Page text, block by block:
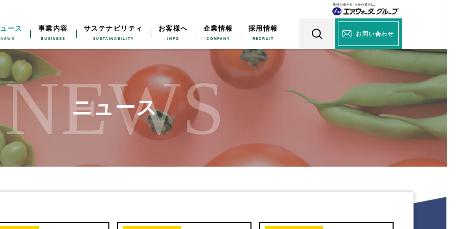
ース 事業内容 サステナビリティ お客様へ 企業情報 採用情報
お問い合わせ
NEWS
ニュース